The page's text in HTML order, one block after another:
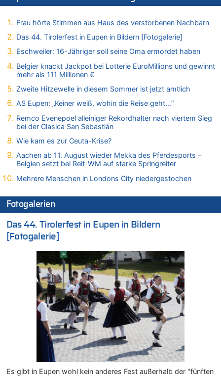
Leipzig, Mechernich und die Frage: Wer steckt hinter den
In Belgien missachten zwei von drei Autofahrern das
Tempolimit in 30er-Zonen – Untersuchung von Vias
08.08.2026 - 13:23 von Hugo Egon Bernhard von Sinnen zu
Leipzig, Mechernich und die Frage: Wer steckt hinter den
Kollision zwischen Autofahrer und Radfahrer an RAVeL-Weg
08.08.2026 - 12:56 von WK zu
Wasserstand des Rheins in NRW so niedrig wie noch nie
08.08.2026 - 12:29 von WK zu
In Belgien missachten zwei von drei Autofahrern das
Tempolimit in 30er-Zonen – Untersuchung von Vias
08.08.2026 - 12:01 von Hugo Egon Bernhard von Sinnen zu
08.08.2026 - 11:39 von Dax zu
In Belgien missachten zwei von drei Autofahrern das
Tempolimit in 30er-Zonen – Untersuchung von Vias
08.08.2026 - 11:08 von Hans zu
Aachen ab 11. August wieder Mekka des Pferdesports –
Belgien setzt bei Reit-WM auf starke Springreiter
08.08.2026 - 10:21 von Hugo Egon Bernhard von Sinnen zu
In Belgien missachten zwei von drei Autofahrern das
Tempolimit in 30er-Zonen – Untersuchung von Vias
08.08.2026 - 10:07 von Hugo Egon Bernhard von Sinnen zu
Wie kam es zur Ceuta-Krise?
08.08.2026 - 09:27 von Ermitler zu
Eschweiler: 16-Jähriger soll seine Oma ermordet haben
08.08.2026 - 09:24 von Ermitler zu
Mehrere Menschen in Londons City niedergestochen
08.08.2026 - 09:20 von Ermitler zu
Frau hörte Stimmen aus Haus des verstorbenen Nachbarn
Das 44. Tirolerfest in Eupen in Bildern [Fotogalerie]
Eschweiler: 16-Jähriger soll seine Oma ermordet haben
Belgier knackt Jackpot bei Lotterie EuroMillions und gewinnt
mehr als 111 Millionen €
Zweite Hitzewelle in diesem Sommer ist jetzt amtlich
AS Eupen: „Keiner weiß, wohin die Reise geht…“
Remco Evenepoel alleiniger Rekordhalter nach viertem Sieg
bei der Clasica San Sebastián
Wie kam es zur Ceuta-Krise?
Aachen ab 11. August wieder Mekka des Pferdesports –
Belgien setzt bei Reit-WM auf starke Springreiter
Mehrere Menschen in Londons City niedergestochen
Fotogalerien
Das 44. Tirolerfest in Eupen in Bildern
[Fotogalerie]
Es gibt in Eupen wohl kein anderes Fest außerhalb der "fünften